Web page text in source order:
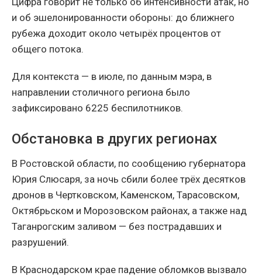
и об эшелонированности обороны: до ближнего
рубежа доходит около четырёх процентов от
общего потока.
Для контекста — в июле, по данным мэра, в
направлении столичного региона было
зафиксировано 6225 беспилотников.
Обстановка в других регионах
В Ростовской области, по сообщению губернатора
Юрия Слюсаря, за ночь сбили более трёх десятков
дронов в Чертковском, Каменском, Тарасовском,
Октябрьском и Морозовском районах, а также над
Таганрогским заливом — без пострадавших и
разрушений.
В Краснодарском крае падение обломков вызвало